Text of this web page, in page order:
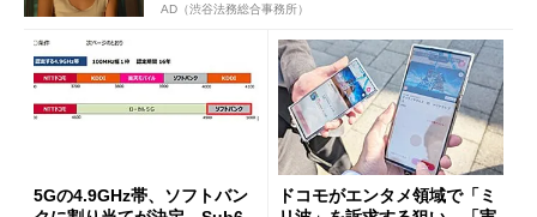
AD（渋谷法務総合事務所）
5Gの4.9GHz帯、ソフトバン
ドコモがエンタメ領域で「ミ